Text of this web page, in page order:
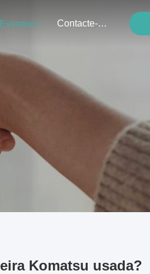
Eventos Contacte-Nos
Komatsu usada?